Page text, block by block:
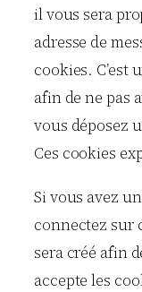
il vous sera
adresse de
cookies.
afin de ne pas
vous déposez
Ces cookies
Si vous avez
connectez sur
sera créé afin
accepte les